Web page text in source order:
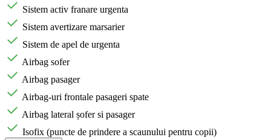
Sistem activ franare urgenta
Sistem avertizare marsarier
Sistem de apel de urgenta
Airbag sofer
Airbag pasager
Airbag-uri frontale pasageri spate
Airbag lateral șofer si pasager
Isofix (puncte de prindere a scaunului pentru copii)